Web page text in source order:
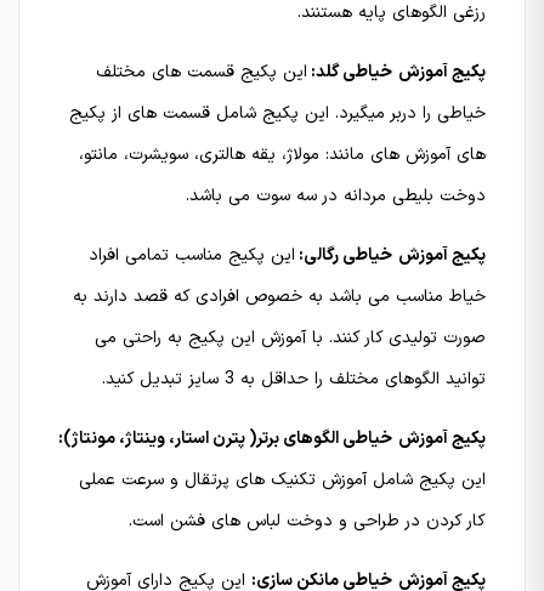
رزغی الگوهای پایه هستنند.
پکیج آموزش خیاطی گلد: این پکیج قسمت های مختلف
خیاطی را دربر میگیرد. این پکیج شامل قسمت های از پکیج
های آموزش های مانند: مولاژ، یقه هالتری، سویشرت، مانتو،
دوخت بلیطی مردانه در سه سوت می باشد.
پکیج آموزش خیاطی رگالی: این پکیج مناسب تمامی افراد
خیاط مناسب می باشد به خصوص افرادی که قصد دارند به
صورت تولیدی کار کنند. با آموزش این پکیج به راحتی می
توانید الگوهای مختلف را حداقل به 3 سایز تبدیل کنید.
پکیج آموزش خیاطی الگوهای برتر( پترن استار، وینتاژ، مونتاژ):
این پکیج شامل آموزش تکنیک های پرتقال و سرعت عملی
کار کردن در طراحی و دوخت لباس های فشن است.
پکیج آموزش خیاطی مانکن سازی: این پکیج دارای آموزش